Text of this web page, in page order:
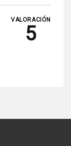
VALORACIÓN
5